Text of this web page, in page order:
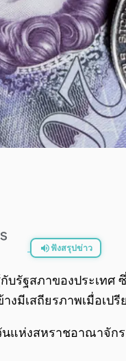
ฟังสรุปข่าว
บรัฐสภาของประเท
งมีเสถียรภาพเมื่อเป
นแห่งสหราชอาณาจัก